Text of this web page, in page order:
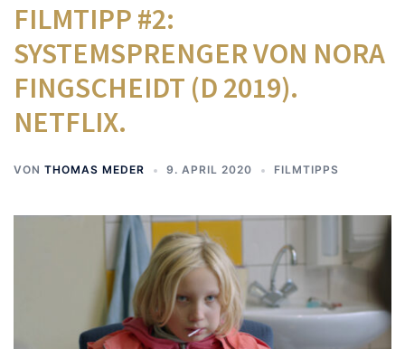
FILMTIPP #2:
SYSTEMSPRENGER VON NORA
FINGSCHEIDT (D 2019).
NETFLIX.
VON THOMAS MEDER 9. APRIL 2020 FILMTIPPS